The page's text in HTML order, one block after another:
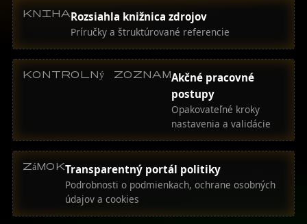
knihaRozsiahla knižnica zdrojov
Príručky a štruktúrované referencie
kontrolný zoznamAkčné pracovné
postupy
Opakovateľné kroky
nastavenia a validácie
zámokTransparentný portál politiky
Podrobnosti o podmienkach, ochrane osobných
údajov a cookies